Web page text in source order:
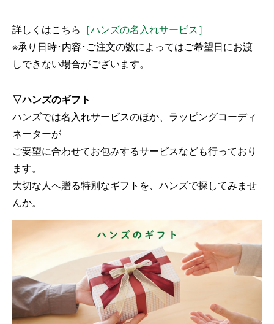
詳しくはこちら ［ハンズの名入れサービス］
※承り日時･内容･ご注文の数によってはご希望日にお渡
しできない場合がございます。
▽ハンズのギフト
ハンズでは名入れサービスのほか、ラッピングコーディ
ネーターが
ご要望に合わせてお包みするサービスなども行っており
ます。
大切な人へ贈る特別なギフトを、ハンズで探してみませ
んか。